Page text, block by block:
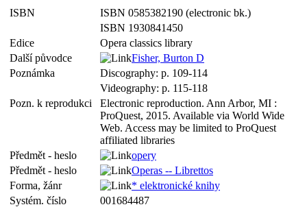
ISBN
ISBN 0585382190 (electronic bk.)
ISBN 1930841450
Edice
Opera classics library
Další původce
Fisher, Burton D
Poznámka
Discography: p. 109-114
Videography: p. 115-118
Pozn. k reprodukci
Electronic reproduction. Ann Arbor, MI :
ProQuest, 2015. Available via World Wide
Web. Access may be limited to ProQuest
affiliated libraries
Předmět - heslo
opery
Předmět - heslo
Operas -- Librettos
Forma, žánr
* elektronické knihy
Systém. číslo
001684487